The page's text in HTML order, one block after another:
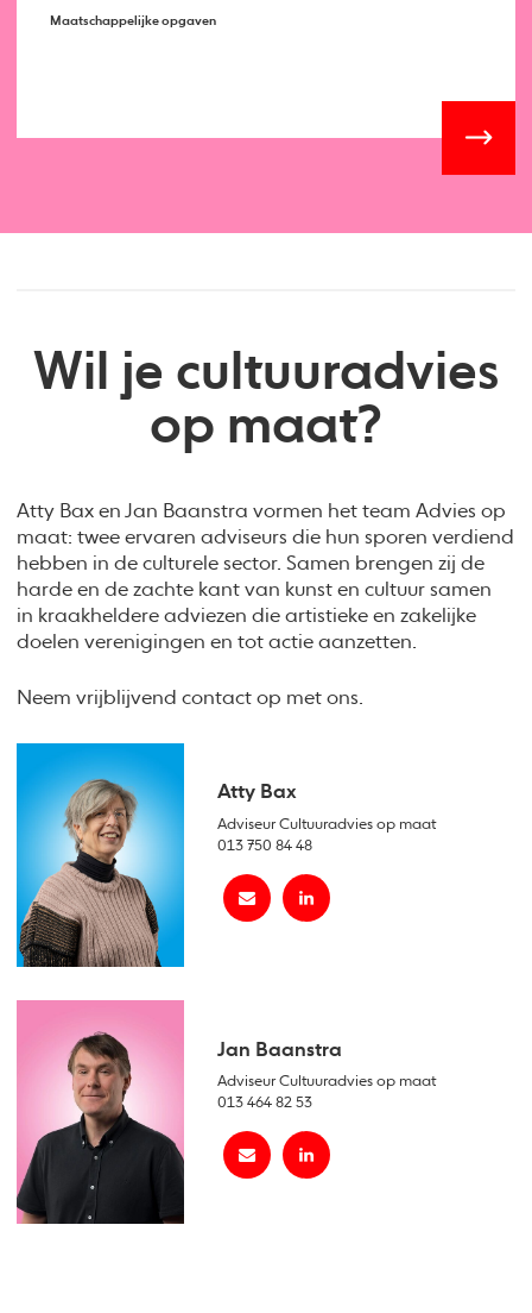
Maatschappelijke opgaven
Wil je cultuuradvies
op maat?
Atty Bax en Jan Baanstra vormen het team Advies op
maat: twee ervaren adviseurs die hun sporen verdiend
hebben in de culturele sector. Samen brengen zij de
harde en de zachte kant van kunst en cultuur samen
in kraakheldere adviezen die artistieke en zakelijke
doelen verenigingen en tot actie aanzetten.
Neem vrijblijvend contact op met ons.
Atty Bax
Adviseur Cultuuradvies op maat
013 750 84 48
Jan Baanstra
Adviseur Cultuuradvies op maat
013 464 82 53